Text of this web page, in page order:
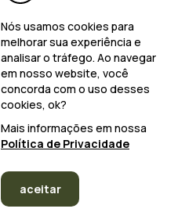
Nós usamos cookies para
melhorar sua experiência e
analisar o tráfego. Ao navegar
em nosso website, você
concorda com o uso desses
cookies, ok?
Mais informações em nossa
Política de Privacidade
aceitar